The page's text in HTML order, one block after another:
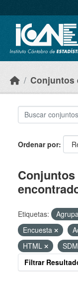
Conjuntos
Ordenar por
Etiquetas:
Encuesta
HTML
Filtrar